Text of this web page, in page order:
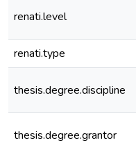
renati.level
renati.type
thesis.degree.discipline
thesis.degree.grantor